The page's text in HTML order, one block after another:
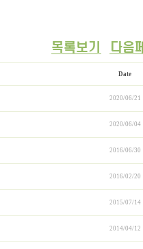
Date
2020/06/21
2020/06/04
2016/06/30
2016/02/20
2015/07/14
2014/04/12